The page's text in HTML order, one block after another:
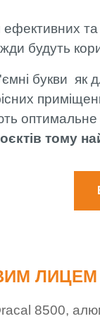
будуть
букви як
оптимальне
тому
ЛИЦЕМ
8500,